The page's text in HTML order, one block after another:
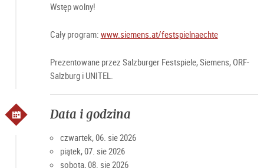
Wstęp wolny!
Cały program: www.siemens.at/festspielnaechte
Prezentowane przez Salzburger Festspiele, Siemens, ORF-
Salzburg i UNITEL.
Data i godzina
czwartek, 06. sie 2026
piątek, 07. sie 2026
sobota, 08. sie 2026